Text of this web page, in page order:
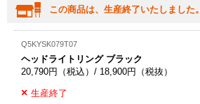
この商品は、生産終了いたしました。
Q5KYSK079T07
ヘッドライトリング ブラック
20,790円（税込）/ 18,900円（税抜）
生産終了